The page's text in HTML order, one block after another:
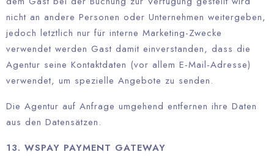
nicht an andere Personen oder Unternehmen weitergeben,
jedoch letztlich nur für interne Marketing-Zwecke
verwendet werden Gast damit einverstanden, dass die
Agentur seine Kontaktdaten (vor allem E-Mail-Adresse)
verwendet, um spezielle Angebote zu senden.
Die Agentur auf Anfrage umgehend entfernen ihre Daten
aus den Datensätzen.
13. WSPAY PAYMENT GATEWAY